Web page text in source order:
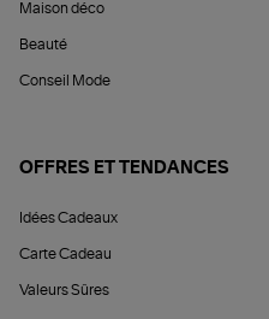
Maison déco
Beauté
Conseil Mode
OFFRES ET TENDANCES
Idées Cadeaux
Carte Cadeau
Valeurs Sûres